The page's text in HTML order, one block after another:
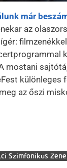
már
az
mostani
különleges
az őszi
Szimfonikus